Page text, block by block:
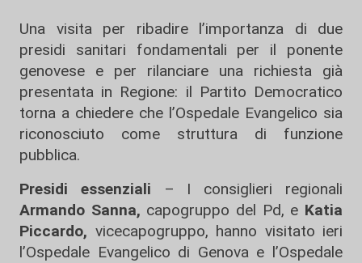
Una visita per ribadire l’importanza di due
presidi sanitari fondamentali per il ponente
genovese e per rilanciare una richiesta già
presentata in Regione: il Partito Democratico
torna a chiedere che l’Ospedale Evangelico sia
riconosciuto come struttura di funzione
pubblica.
Presidi essenziali – I consiglieri regionali
Armando Sanna, capogruppo del Pd, e Katia
Piccardo, vicecapogruppo, hanno visitato ieri
l’Ospedale Evangelico di Genova e l’Ospedale